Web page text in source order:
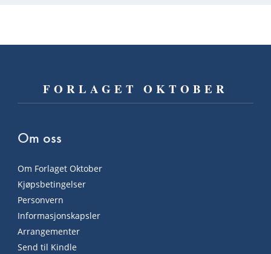
FORLAGET OKTOBER
Om oss
Om Forlaget Oktober
Kjøpsbetingelser
Personvern
Informasjonskapsler
Arrangementer
Send til Kindle